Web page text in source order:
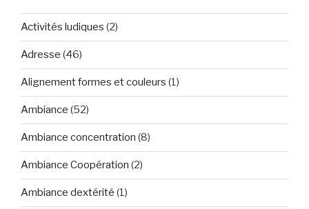
Activités ludiques (2)
Adresse (46)
Alignement formes et couleurs (1)
Ambiance (52)
Ambiance concentration (8)
Ambiance Coopération (2)
Ambiance dextérité (1)